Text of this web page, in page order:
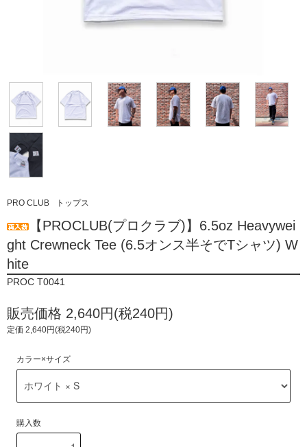
PRO CLUB トップス
【PROCLUB(プロクラブ)】6.5oz Heavywei
ght Crewneck Tee (6.5オンス半そでTシャツ) W
hite
PROC T0041
販売価格 2,640円(税240円)
定価 2,640円(税240円)
カラー×サイズ
購入数